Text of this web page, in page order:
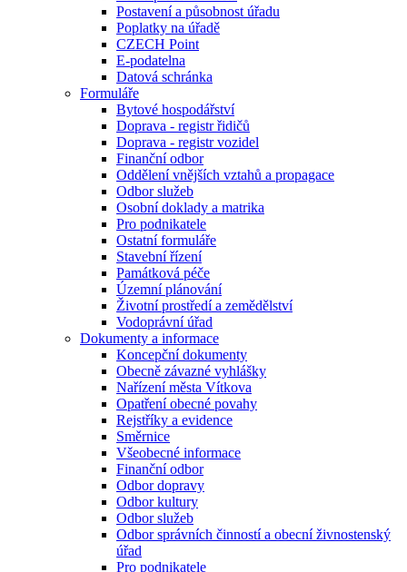
Postavení a působnost úřadu
Poplatky na úřadě
CZECH Point
E-podatelna
Datová schránka
Formuláře
Bytové hospodářství
Doprava - registr řidičů
Doprava - registr vozidel
Finanční odbor
Oddělení vnějších vztahů a propagace
Odbor služeb
Osobní doklady a matrika
Pro podnikatele
Ostatní formuláře
Stavební řízení
Památková péče
Územní plánování
Životní prostředí a zemědělství
Vodoprávní úřad
Dokumenty a informace
Koncepční dokumenty
Obecně závazné vyhlášky
Nařízení města Vítkova
Opatření obecné povahy
Rejstříky a evidence
Směrnice
Všeobecné informace
Finanční odbor
Odbor dopravy
Odbor kultury
Odbor služeb
Odbor správních činností a obecní živnostenský
úřad
Pro podnikatele